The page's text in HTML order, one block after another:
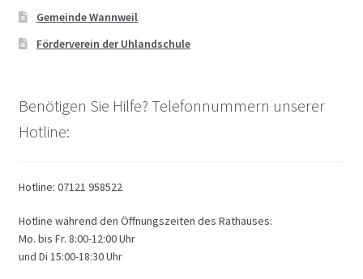
Gemeinde Wannweil
Förderverein der Uhlandschule
Benötigen Sie Hilfe? Telefonnummern unserer
Hotline:
Hotline: 07121 958522
Hotline während den Öffnungszeiten des Rathauses:
Mo. bis Fr. 8:00-12:00 Uhr
und Di 15:00-18:30 Uhr